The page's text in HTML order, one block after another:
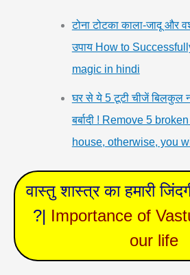
टोना टोटका काला-जादू
उपाय How to
magic in hindi
घर से ये 5 टूटी चीजें बिलकुल
बर्बादी ! Remove 5
house, otherwise, you
वास्तु शास्त्र का हमारी
?| Importance of
our life